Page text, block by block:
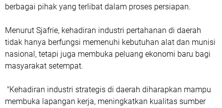
berbagai pihak yang terlibat dalam proses persiapan.
Menurut Sjafrie, kehadiran industri pertahanan di daerah
tidak hanya berfungsi memenuhi kebutuhan alat dan munisi
nasional, tetapi juga membuka peluang ekonomi baru bagi
masyarakat setempat.
"Kehadiran industri strategis di daerah diharapkan mampu
membuka lapangan kerja, meningkatkan kualitas sumber